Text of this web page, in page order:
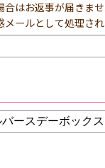
はお返事が届きませ
ールとして処理さ